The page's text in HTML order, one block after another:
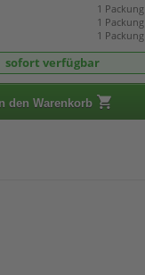
1 Packung
1 Packung
1 Packung
sofort verfügbar
In den Warenkorb